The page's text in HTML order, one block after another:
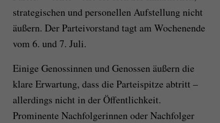
strategischen und personellen Aufstellung nicht
äußern. Der Parteivorstand tagt am Wochenende
vom 6. und 7. Juli.
Einige Genossinnen und Genossen äußern die
klare Erwartung, dass die Parteispitze abtritt –
allerdings nicht in der Öffentlichkeit.
Prominente Nachfolgerinnen oder Nachfolger